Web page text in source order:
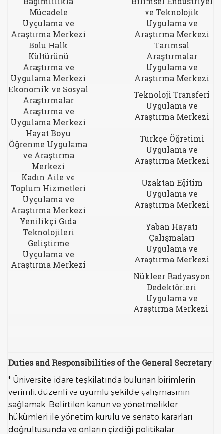
Mücadele
Uygulama ve
Araştırma Merkezi
ve Teknolojik
Uygulama ve
Araştırma Merkezi
Bolu Halk
Kültürünü
Araştırma ve
Uygulama Merkezi
Tarımsal
Araştırmalar
Uygulama ve
Araştırma Merkezi
Ekonomik ve Sosyal
Araştırmalar
Araştırma ve
Uygulama Merkezi
Teknoloji Transferi
Uygulama ve
Araştırma Merkezi
Hayat Boyu
Öğrenme Uygulama
ve Araştırma
Merkezi
Türkçe Öğretimi
Uygulama ve
Araştırma Merkezi
Kadın Aile ve
Toplum Hizmetleri
Uygulama ve
Araştırma Merkezi
Uzaktan Eğitim
Uygulama ve
Araştırma Merkezi
Yenilikçi Gıda
Teknolojileri
Geliştirme
Uygulama ve
Araştırma Merkezi
Yaban Hayatı
Çalışmaları
Uygulama ve
Araştırma Merkezi
Nükleer Radyasyon
Dedektörleri
Uygulama ve
Araştırma Merkezi
Duties and Responsibilities of the General Secretary
* Üniversite idare teşkilatında bulunan birimlerin
verimli, düzenli ve uyumlu şekilde çalışmasının
sağlamak. Belirtilen kanun ve yönetmelikler
hükümleri ile yönetim kurulu ve senato kararları
doğrultusunda ve onların çizdiği politikalar